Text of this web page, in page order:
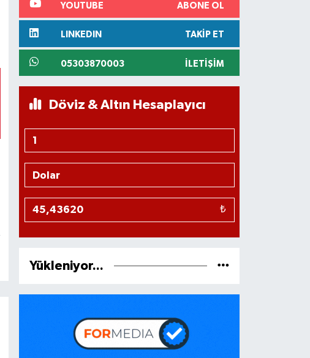
YOUTUBE ABONE OL
LINKEDIN TAKIP ET
05303870003 İLETIŞIM
Döviz & Altın Hesaplayıcı
₺
Yükleniyor...